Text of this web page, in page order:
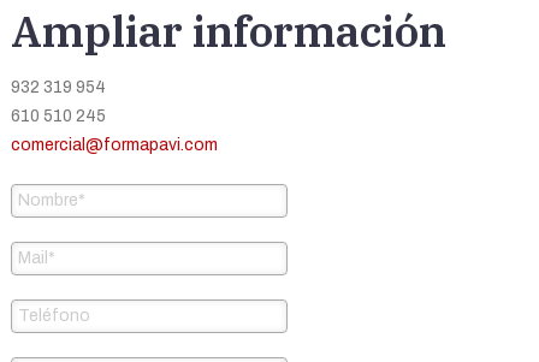
Ampliar información
932 319 954
610 510 245
comercial@formapavi.com